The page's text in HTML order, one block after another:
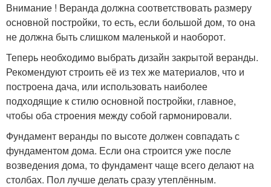
Внимание ! Веранда должна соответствовать размеру
основной постройки, то есть, если большой дом, то она
не должна быть слишком маленькой и наоборот.
Теперь необходимо выбрать дизайн закрытой веранды.
Рекомендуют строить её из тех же материалов, что и
построена дача, или использовать наиболее
подходящие к стилю основной постройки, главное,
чтобы оба строения между собой гармонировали.
Фундамент веранды по высоте должен совпадать с
фундаментом дома. Если она строится уже после
возведения дома, то фундамент чаще всего делают на
столбах. Пол лучше делать сразу утеплённым.